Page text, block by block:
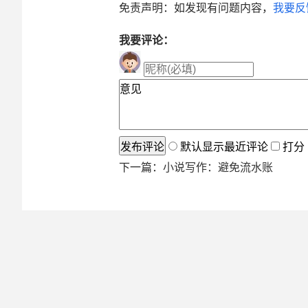
免责声明：如发现有问题内容， 我要反
我要评论：
默认显示最近评论
打分
下一篇： 小说写作：避免流水账